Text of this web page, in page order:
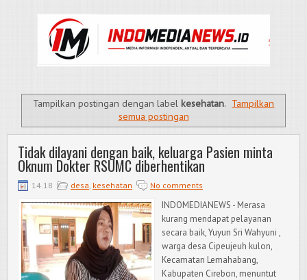
Tampilkan postingan dengan label kesehatan. Tampilkan
semua postingan
Tidak dilayani dengan baik, keluarga Pasien minta
Oknum Dokter RSUMC diberhentikan
14.18 desa kesehatan No comments
INDOMEDIANEWS - Merasa
kurang mendapat pelayanan
secara baik, Yuyun Sri Wahyuni ,
warga desa Cipeujeuh kulon,
Kecamatan Lemahabang,
Kabupaten Cirebon, menuntut